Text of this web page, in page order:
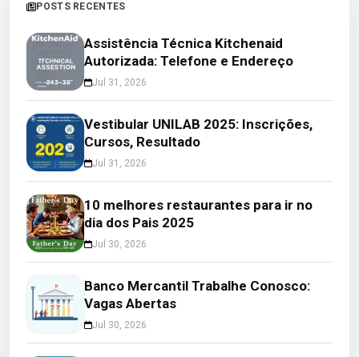
POSTS RECENTES
Assistência Técnica Kitchenaid
Autorizada: Telefone e Endereço
Jul 31, 2026
Vestibular UNILAB 2025: Inscrições,
Cursos, Resultado
Jul 31, 2026
10 melhores restaurantes para ir no
dia dos Pais 2025
Jul 30, 2026
Banco Mercantil Trabalhe Conosco:
Vagas Abertas
Jul 30, 2026